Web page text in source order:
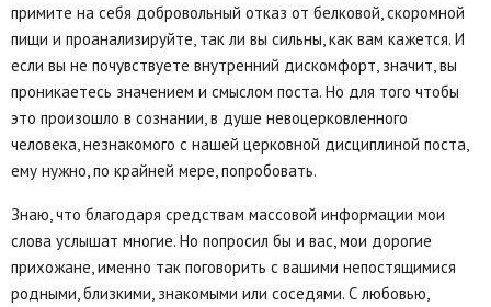
примите на себя добровольный отказ от белковой, скоромной
пищи и проанализируйте, так ли вы сильны, как вам кажется. И
если вы не почувствуете внутренний дискомфорт, значит, вы
проникаетесь значением и смыслом поста. Но для того чтобы
это произошло в сознании, в душе невоцерковленного
человека, незнакомого с нашей церковной дисциплиной поста,
ему нужно, по крайней мере, попробовать.
Знаю, что благодаря средствам массовой информации мои
слова услышат многие. Но попросил бы и вас, мои дорогие
прихожане, именно так поговорить с вашими непостящимися
родными, близкими, знакомыми или соседями. С любовью,